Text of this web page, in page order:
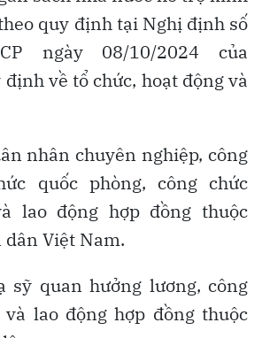
quy định tại Nghị định số
CP ngày 08/10/2024 của
về tổ chức, hoạt động và
nhân chuyên nghiệp, công
quốc phòng, công chức
lao động hợp đồng thuộc
dân Việt Nam.
sỹ quan hưởng lương, công
lao động hợp đồng thuộc